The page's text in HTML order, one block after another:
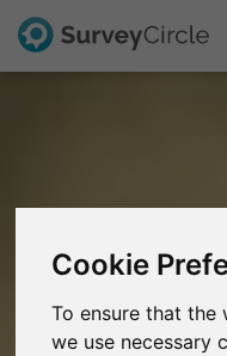
Cookie
To ensure that the
we use necessary